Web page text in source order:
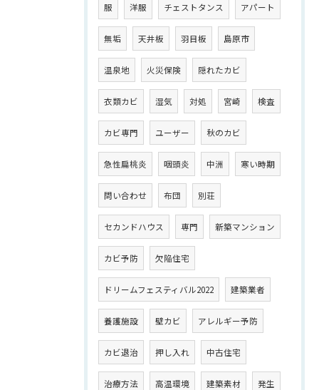
服 洋服 チェストタンス アパート
無垢 天井板 羽目板 島原市
温泉地 火災保険 隠れたカビ
衣類カビ 湿気 対処 宮崎 検査
カビ専門 ユーザー 秋のカビ
急性扁桃炎 咽頭炎 中洲 寒い時期
問い合わせ 布団 別荘
セカンドハウス 専門 新築マンション
カビ予防 欠陥住宅
ドリームフェスティバル2022 建築業者
養護施設 壁カビ アレルギー予防
カビ退治 押し入れ 中古住宅
治療方法 高温環境 建築素材 発生